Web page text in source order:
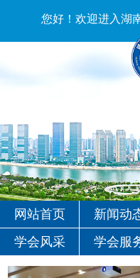
您好！欢迎进入湖
网站首页 新闻动
学会风采
学会服